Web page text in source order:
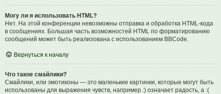
Могу ли я использовать HTML?
Нет. На этой конференции невозможны отправка и обработка HTML-кода
в сообщениях. Большая часть возможностей HTML по форматированию
сообщений может быть реализована с использованием BBCode.
Вернуться к началу
Что такое смайлики?
Смайлики, или эмотиконы — это маленькие картинки, которые могут быть
использованы для выражения чувств, например :) означает радость, а :(